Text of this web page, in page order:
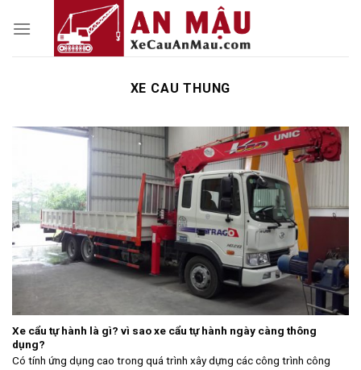
XE CAU THUNG
Xe cẩu tự hành là gì? vì sao xe cẩu tự hành ngày càng thông
dụng?
Có tính ứng dụng cao trong quá trình xây dựng các công trình công